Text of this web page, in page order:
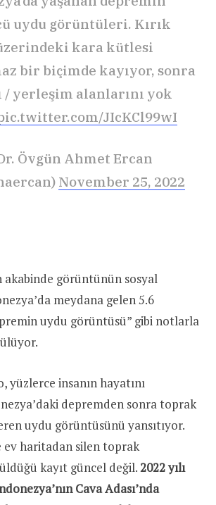
uydu görüntüleri. Kırık
kara kütlesi
bir biçimde kayıyor, sonra
/ yerleşim alanlarını yok
JIcKCl99wI
Övgün Ahmet Ercan
November 25, 2022
akabinde görüntünün sosyal
meydana gelen 5.6
uydu görüntüsü” gibi notlarla
yüzlerce insanın hayatını
depremden sonra toprak
uydu görüntüsünü yansıtıyor.
ev haritadan silen toprak
kayıt güncel değil.2022 yılı
Cava Adası’nda